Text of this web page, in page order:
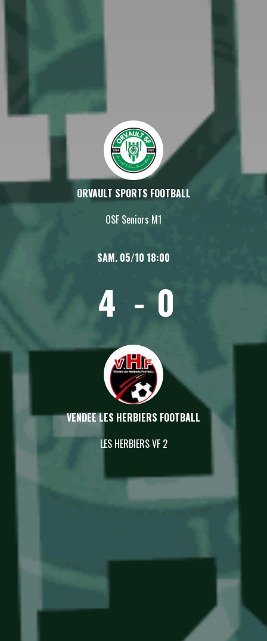
ORVAULT SPORTS FOOTBALL
OSF Seniors M1
SAM. 05/10 18:00
4 - 0
VENDEE LES HERBIERS FOOTBALL
LES HERBIERS VF 2